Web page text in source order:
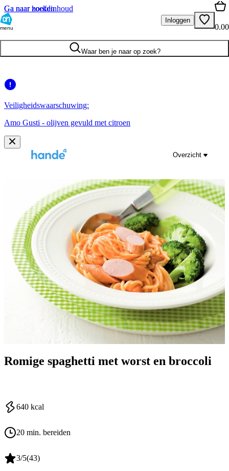
Ga naar hoofdinhoud
Ga naar zoeken
menu
Inloggen
0.00
Waar ben je naar op zoek?
Veiligheidswaarschuwing:
Amo Gusti - olijven gevuld met citroen
Overzicht
Romige spaghetti met worst en broccoli
640 kcal
20 min. bereiden
3/5(43)